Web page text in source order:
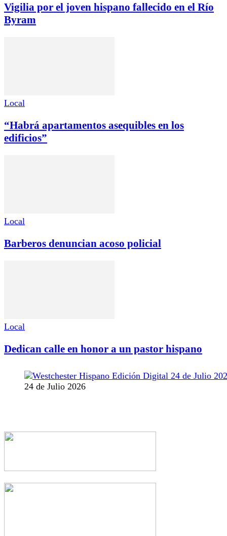
Vigilia por el joven hispano fallecido en el Río
Byram
Local
“Habrá apartamentos asequibles en los
edificios”
Local
Barberos denuncian acoso policial
Local
Dedican calle en honor a un pastor hispano
24 de Julio 2026